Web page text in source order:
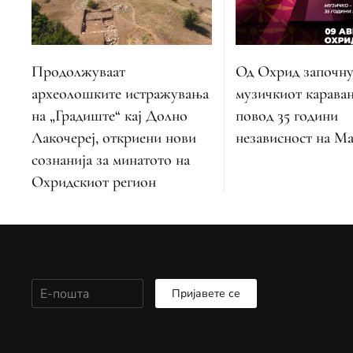
Продолжуваат
археолошките истражувања
на „Градиште“ кај Долно
Лакочереј, откриени нови
сознанија за минатото на
Охридскиот регион
Од Охрид
музичкиот
повод 35 години
независност на
Пријавете се